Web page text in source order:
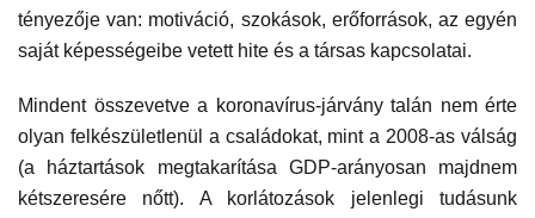
tényezője van: motiváció, szokások, erőforrások, az egyén
saját képességeibe vetett hite és a társas kapcsolatai.
Mindent összevetve a koronavírus-járvány talán nem érte
olyan felkészületlenül a családokat, mint a 2008-as válság
(a háztartások megtakarítása GDP-arányosan majdnem
kétszeresére nőtt). A korlátozások jelenlegi tudásunk